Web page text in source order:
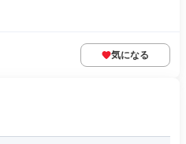
気になる